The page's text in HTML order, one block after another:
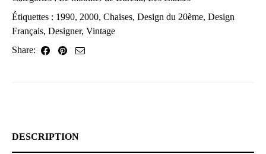
Étiquettes : 1990, 2000, Chaises, Design du 20ème, Design
Français, Designer, Vintage
Share:
DESCRIPTION